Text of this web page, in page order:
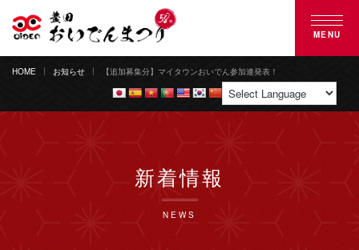
MENU
豊田おいでんまつりとは
HOME お知らせ 【追加募集分】マイタウンおいでん参加連発表！
新着情報
NEWS